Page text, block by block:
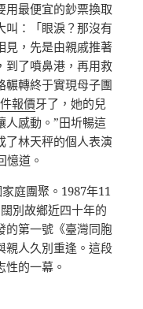
用最便宜的鈔票換取
叫：「眼淚？那沒有
見，先是由親戚推著
到了噴鼻港，再用救
輾轉終于實現母子團
報價牙了，她的兒
人感動。”田圻暢這
了林天秤的個人表演
憶道。
庭團聚。1987年11
別故鄉近四十年的
的第一號《臺灣同胞
親人久別重逢。這段
的一幕。